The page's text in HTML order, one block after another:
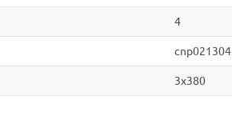
4
cnp021304
3x380